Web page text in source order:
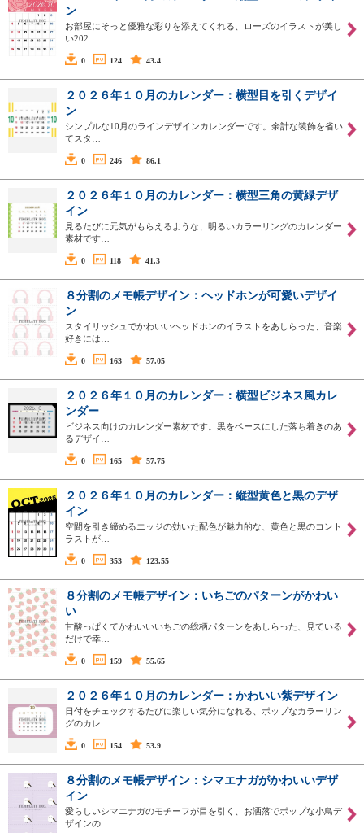
ン
お部屋にそっと優雅な彩りを添えてくれる、ローズのイラストが美し
い202…
0 124 43.4
２０２６年１０月のカレンダー：横型目を引くデザイ
ン
シンプルな10月のラインデザインカレンダーです。余計な装飾を省い
てスタ…
0 246 86.1
２０２６年１０月のカレンダー：横型三角の黄緑デザ
イン
見るたびに元気がもらえるような、明るいカラーリングのカレンダー
素材です…
0 118 41.3
８分割のメモ帳デザイン：ヘッドホンが可愛いデザイ
ン
スタイリッシュでかわいいヘッドホンのイラストをあしらった、音楽
好きには…
0 163 57.05
２０２６年１０月のカレンダー：横型ビジネス風カレ
ンダー
ビジネス向けのカレンダー素材です。黒をベースにした落ち着きのあ
るデザイ…
0 165 57.75
２０２６年１０月のカレンダー：縦型黄色と黒のデザ
イン
空間を引き締めるエッジの効いた配色が魅力的な、黄色と黒のコント
ラストが…
0 353 123.55
８分割のメモ帳デザイン：いちごのパターンがかわい
い
甘酸っぱくてかわいいいちごの総柄パターンをあしらった、見ている
だけで幸…
0 159 55.65
２０２６年１０月のカレンダー：かわいい紫デザイン
日付をチェックするたびに楽しい気分になれる、ポップなカラーリン
グのカレ…
0 154 53.9
８分割のメモ帳デザイン：シマエナガがかわいいデザ
イン
愛らしいシマエナガのモチーフが目を引く、お洒落でポップな小鳥デ
ザインの…